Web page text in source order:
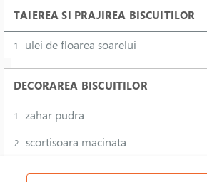
TAIEREA SI PRAJIREA BISCUITILOR
1 ulei de floarea soarelui
DECORAREA BISCUITILOR
1 zahar pudra
2 scortisoara macinata